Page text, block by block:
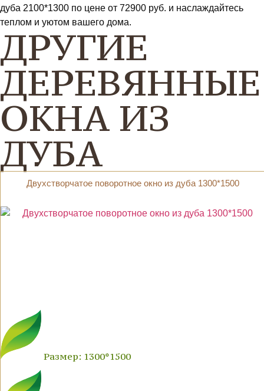
дуба 2100*1300 по цене от 72900 руб. и наслаждайтесь
теплом и уютом вашего дома.
ДРУГИЕ
ДЕРЕВЯННЫЕ
ОКНА ИЗ
ДУБА
Двухстворчатое поворотное окно из дуба 1300*1500
Размер: 1300*1500